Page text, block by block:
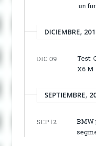
un
DICIEMBRE,
DIC 09
Test:
X6 M
SEPTIEMBRE,
SEP 12
BMW